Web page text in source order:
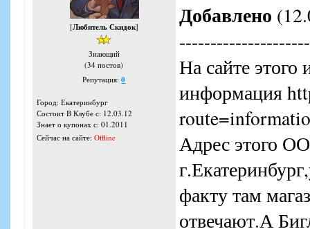
[Любитель Скидок]
Знающий
(34 постов)
Репутация:0
Город: Екатеринбург
Состоит В Клубе с: 12.03.12
Знает о купонах с: 01.2011
Сейчас на сайте: Offline
Добавлено
На сайте этого
информация
Адрес этого
факту там
отвечают.А